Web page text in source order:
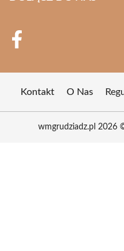
Kontakt O Nas
wmgrudziadz.pl 2026